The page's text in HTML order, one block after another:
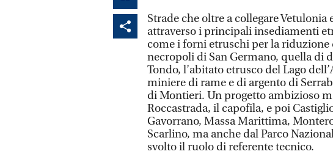
Strade che oltre a collegare
attraverso i principali insediamenti
come i forni etruschi per la
necropoli di San Germano, quella di
Tondo, l’abitato etrusco del Lago
miniere di rame e di argento di
di Montieri. Un progetto ambizioso
Roccastrada, il capofila, e poi
Gavorrano, Massa Marittima,
Scarlino, ma anche dal Parco
svolto il ruolo di referente tecnico.